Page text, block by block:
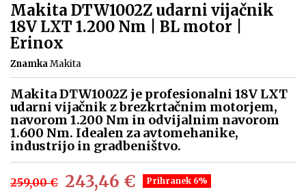
Makita DTW1002Z udarni vijačnik
18V LXT 1.200 Nm | BL motor |
Erinox
ZnamkaMakita
Makita DTW1002Z je profesionalni 18V LXT
udarni vijačnik z brezkrtačnim motorjem,
navorom 1.200 Nm in odvijalnim navorom
1.600 Nm. Idealen za avtomehanike,
industrijo in gradbeništvo.
259,00 € 243,46 € Prihranek 6%